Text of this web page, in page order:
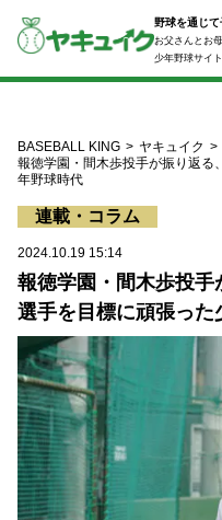
ン
野球を通じて
お父さんとお
少年野球サイト
BASEBALL KING ヤキュイク
報徳学園・間木歩投手が振り返る
年野球時代
連載・コラム
2024.10.19 15:14
報徳学園・間木歩投
選手を目標に頑張った